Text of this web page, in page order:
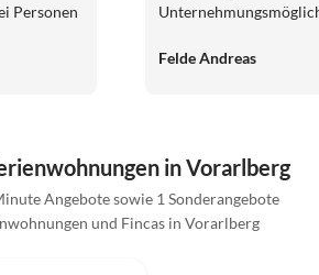
Personen
kommen auf jeden Fall
Felde Andreas
in Vorarlberg
Angebote sowie 1 Sonderangebote
und Fincas in Vorarlberg